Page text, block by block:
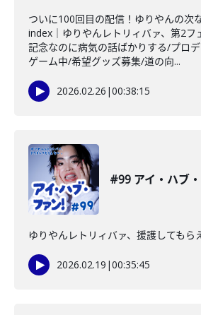
ついに100回目の配信！ゆりやんの次
index｜ゆりやんレトリィバァ、第2フ
記念なのに病気の話ばかりする/プロ
ゲーム中/希望グッズ募集/道の向...
2026.02.26 |00:38:15
#99 アイ・ハブ
ゆりやんレトリィバァ、援護してもら
2026.02.19 |00:35:45